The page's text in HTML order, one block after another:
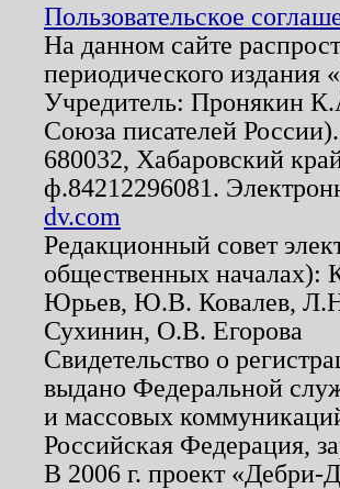
Пользовательское
На данном сайте
периодического
Учредитель: Пронякин
Союза писателей
680032, Хабаровский
ф.84212296081.
dv.com
Редакционный совет
общественных
Юрьев, Ю.В. Ковалев,
Сухинин, О.В. Егорова
Свидетельство о
выдано Федеральной
и массовых
Российская Федерация,
В 2006 г. проект «Дебри-